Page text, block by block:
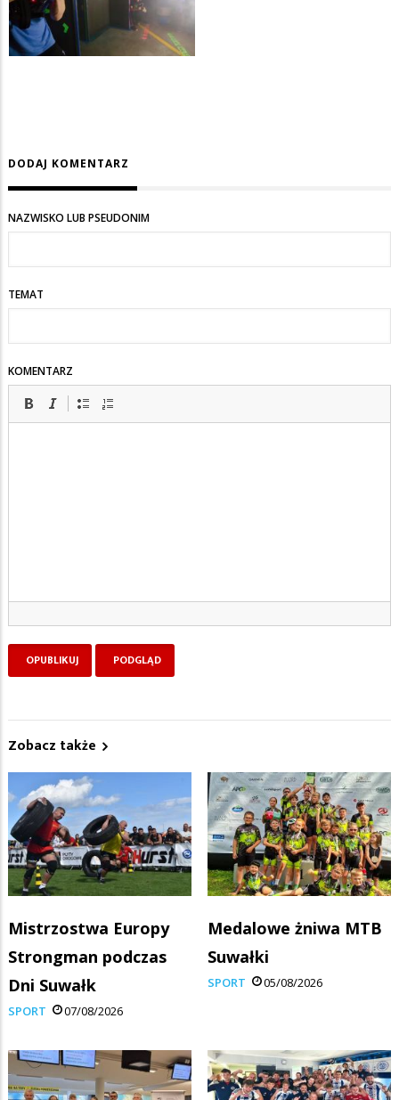
DODAJ KOMENTARZ
NAZWISKO LUB PSEUDONIM
TEMAT
KOMENTARZ
Zobacz także
Mistrzostwa Europy
Strongman podczas
Dni Suwałk
SPORT 07/08/2026
Medalowe żniwa MTB
Suwałki
SPORT 05/08/2026